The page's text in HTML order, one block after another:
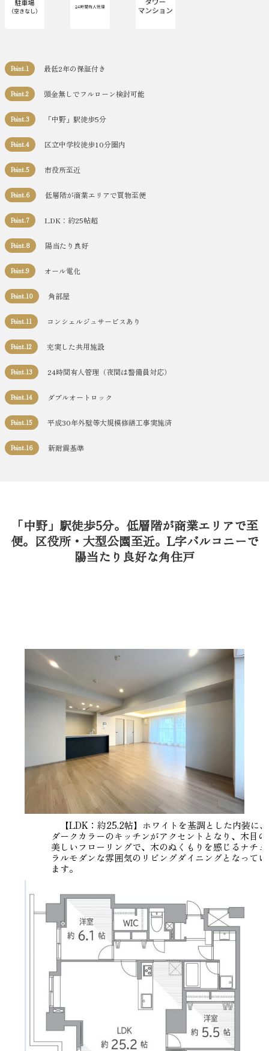
Point.1 最低2年の保証付き
Point.2 頭金無しでフルローン検討可能
Point.3 「中野」駅徒歩5分
Point.4 区立中学校徒歩10分圏内
Point.5 市役所至近
Point.6 低層階が商業エリアで買物至便
Point.7 LDK：約25帖超
Point.8 陽当たり良好
Point.9 オール電化
Point.10 角部屋
Point.11 コンシェルジュサービスあり
Point.12 充実した共用施設
Point.13 24時間有人管理（夜間は警備員対応）
Point.14 ダブルオートロック
Point.15 平成30年外壁等大規模修繕工事実施済
Point.16 新耐震基準
「中野」駅徒歩5分。低層階が商業エリアで至
便。区役所・大型公園至近。L字バルコニーで
陽当たり良好な角住戸
【LDK：約25.2帖】ホワイトを基調とした内装に、
ダークカラーのキッチンがアクセントとなり、木目の
美しいフローリングで、木のぬくもりを感じるナチュ
ラルモダンな雰囲気のリビングダイニングとなってい
ます。